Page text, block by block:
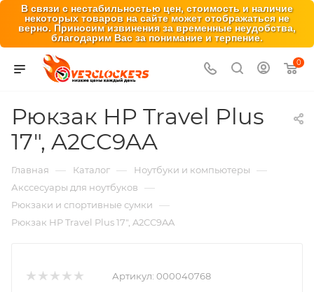
В связи с нестабильностью цен, стоимость и наличие
некоторых товаров на сайте может отображаться не
верно. Приносим извинения за временные неудобства,
благодарим Вас за понимание и терпение.
0
Рюкзак HP Travel Plus
17", A2CC9AA
Главная — Каталог — Ноутбуки и компьютеры —
Акссесуары для ноутбуков —
Рюкзаки и спортивные сумки —
Рюкзак HP Travel Plus 17", A2CC9AA
Артикул: 000040768